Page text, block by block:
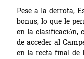
Pese a la derrota,
bonus, lo que le
en la clasificación,
de acceder al
en la recta final de